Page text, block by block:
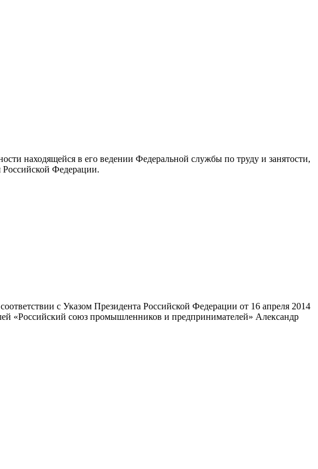
находящейся в его ведении Федеральной службы по труду и занятости,
Федерации.
с Указом Президента Российской Федерации от 16 апреля 2014
«Российский союз промышленников и предпринимателей» Александр